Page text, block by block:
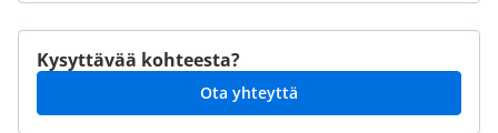
Kysyttävää kohteesta?
Ota yhteyttä